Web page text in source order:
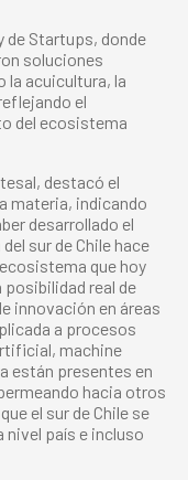
de Startups, donde
soluciones
la acuicultura, la
el
del ecosistema
destacó el
materia, indicando
desarrollado el
sur de Chile hace
que hoy
posibilidad real de
innovación en áreas
a procesos
machine
están presentes en
hacia otros
el sur de Chile se
nivel país e incluso